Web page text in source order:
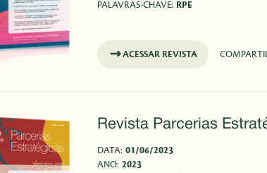
PALAVRAS-CHAVE: RPE
ACESSAR REVISTA
Revista Parcerias
DATA: 01/06/2023
ANO: 2023